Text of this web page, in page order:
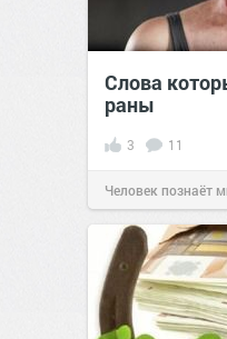
Слова
раны
3 11
Человек познаёт